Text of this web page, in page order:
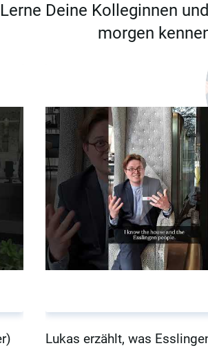
Lerne Deine Kolleginnen
morgen
Lukas erzählt, was